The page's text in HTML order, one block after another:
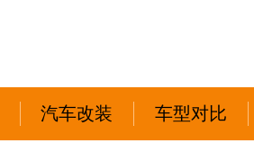
汽车改装 车型对比